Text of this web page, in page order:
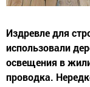
Издревле для
использовали
освещения в
проводка.